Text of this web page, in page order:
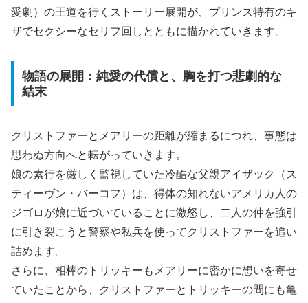
愛劇）の王道を行くストーリー展開が、プリンス特有のキ
ザでセクシーなセリフ回しとともに描かれていきます。
物語の展開：純愛の代償と、胸を打つ悲劇的な
結末
クリストファーとメアリーの距離が縮まるにつれ、事態は
思わぬ方向へと転がっていきます。
娘の素行を厳しく監視していた冷酷な父親アイザック（ス
ティーヴン・バーコフ）は、得体の知れないアメリカ人の
ジゴロが娘に近づいていることに激怒し、二人の仲を強引
に引き裂こうと警察や私兵を使ってクリストファーを追い
詰めます。
さらに、相棒のトリッキーもメアリーに密かに想いを寄せ
ていたことから、クリストファーとトリッキーの間にも亀